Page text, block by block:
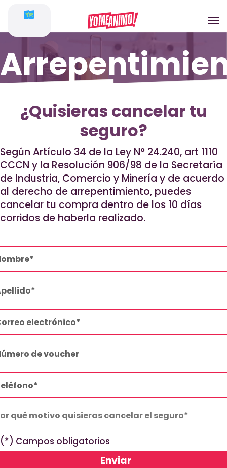
de compra
¿Quisieras cancelar tu
seguro?
Según Artículo 34 de la Ley N° 24.240, art 1110
CCCN y la Resolución 906/98 de la Secretaría
de Industria, Comercio y Minería y de acuerdo
al derecho de arrepentimiento, puedes
cancelar tu compra dentro de los 10 días
corridos de haberla realizado.
(*) Campos obligatorios